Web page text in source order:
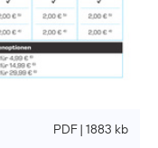
PDF | 1883 kb